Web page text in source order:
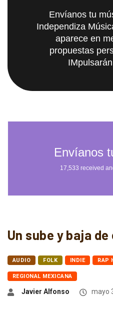
Envíanos tu
Independiza
aparece en
propuestas
Un sube y baja
AUDIO FOLK INDIE RAP
REGIONAL MEXICANA
Javier Alfonso mayo